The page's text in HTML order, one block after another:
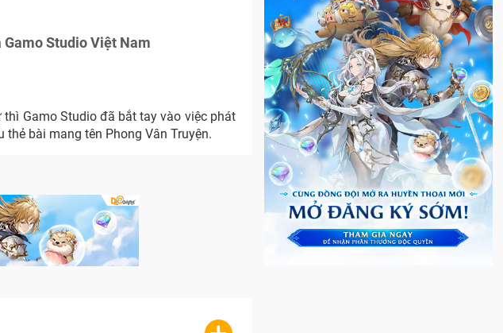
Studio Việt Nam
Gamo Studio đã bắt tay vào việc phát
bài mang tên Phong Vân Truyện.